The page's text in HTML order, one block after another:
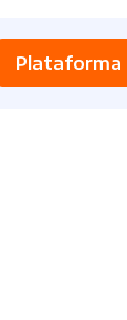
Plataforma